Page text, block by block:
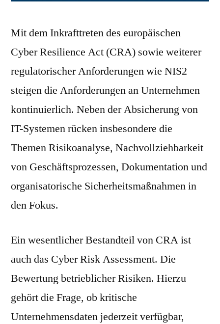
Grundlage
moderner
Compliance
Mit dem Inkrafttreten des europäischen
Cyber Resilience Act (CRA) sowie weiterer
regulatorischer Anforderungen wie NIS2
steigen die Anforderungen an Unternehmen
kontinuierlich. Neben der Absicherung von
IT-Systemen rücken insbesondere die
Themen Risikoanalyse, Nachvollziehbarkeit
von Geschäftsprozessen, Dokumentation und
organisatorische Sicherheitsmaßnahmen in
den Fokus.
Ein wesentlicher Bestandteil von CRA ist
auch das Cyber Risk Assessment. Die
Bewertung betrieblicher Risiken. Hierzu
gehört die Frage, ob kritische
Unternehmensdaten jederzeit verfügbar,